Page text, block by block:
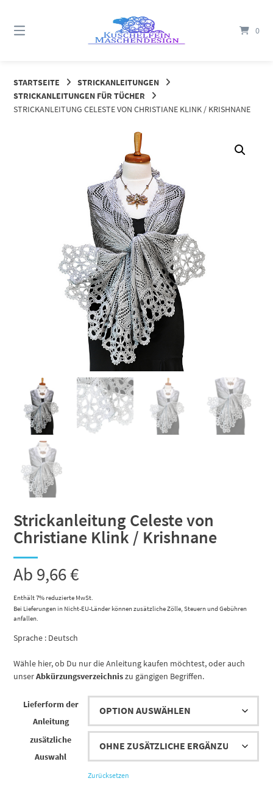
Inhalt
0
STARTSEITE
STRICKANLEITUNGEN
STRICKANLEITUNGEN FÜR TÜCHER
STRICKANLEITUNG CELESTE VON CHRISTIANE KLINK / KRISHNANE
Strickanleitung Celeste von
Christiane Klink / Krishnane
Ab 9,66€
Enthält 7% reduzierte MwSt.
Bei Lieferungen in Nicht-EU-Länder können zusätzliche Zölle, Steuern und Gebühren
anfallen.
Sprache : Deutsch
Wähle hier, ob Du nur die Anleitung kaufen möchtest, oder auch
unserAbkürzungsverzeichniszu gängigen Begriffen.
Lieferform der
Anleitung
zusätzliche
Auswahl
Zurücksetzen